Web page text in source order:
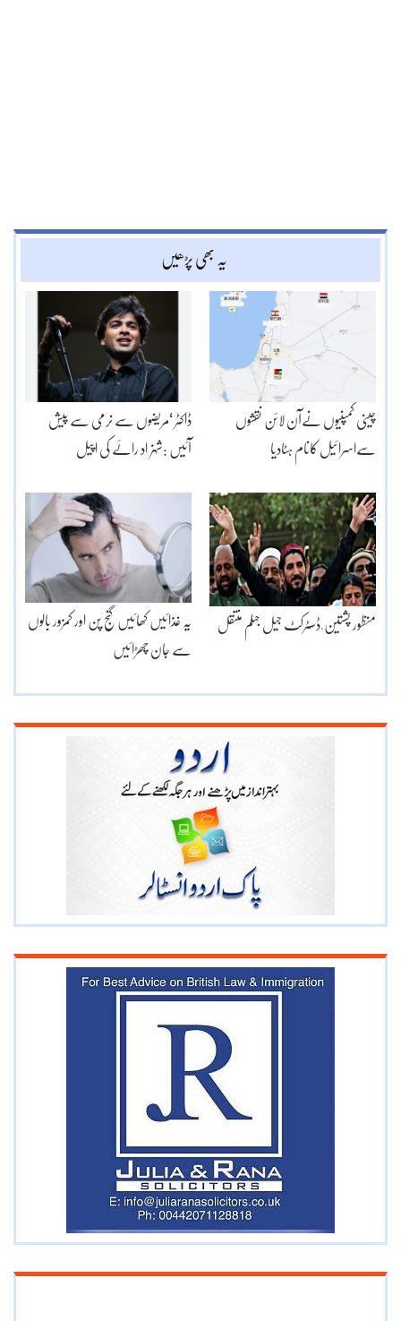
یہ بھی پڑھیں
ڈاکٹر ‘مریضوں سے نرمی سے پیش
آئیں :شہزاد رائے کی اپیل
چینی کمپنیوں نےآن لائن نقشوں
سےاسرائیل کانام ہٹادیا
یہ غذائیں کھائیں گنج پن اور کمزور بالوں
سے جان چھڑائیں
منظور پشتین ٗ ڈسٹرکٹ جیل جہلم منتقل